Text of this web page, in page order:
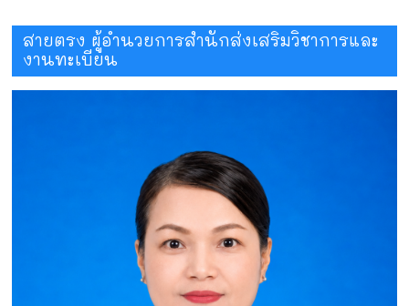
สายตรง ผู้อำนวยการสำนักส่งเสริมวิชาการและ
งานทะเบียน